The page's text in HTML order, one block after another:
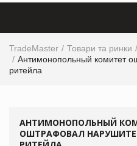
TradeMaster Товари та ринки
Антимонопольный комитет
ритейла
АНТИМОНОПОЛЬНЫЙ
ОШТРАФОВАЛ